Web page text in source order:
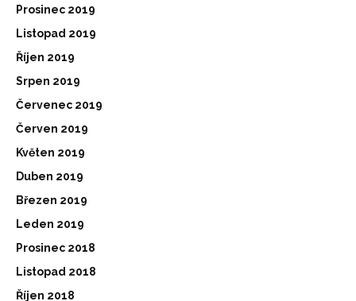
Prosinec 2019
Listopad 2019
Říjen 2019
Srpen 2019
Červenec 2019
Červen 2019
Květen 2019
Duben 2019
Březen 2019
Leden 2019
Prosinec 2018
Listopad 2018
Říjen 2018